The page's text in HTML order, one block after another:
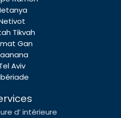
Tikvah
Gan
Aviv
d’ intérieure